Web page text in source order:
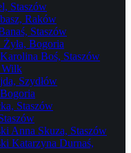
Staszów
Raków
Staszów
Bogoria
Boś, Staszów
Wilk
Szydłów
Staszów
Anna Skuza, Staszów
Katarzyna Durnaś,